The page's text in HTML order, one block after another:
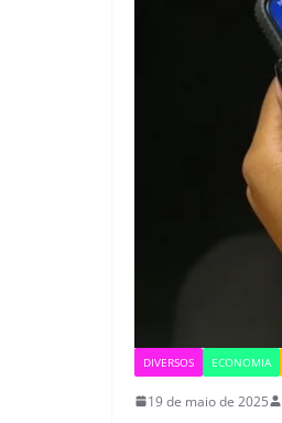
DIVERSOS ECONOMIA
19 de maio de 2025